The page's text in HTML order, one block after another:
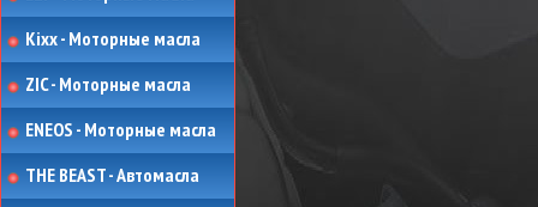
Kixx - Моторные масла
ZIC - Моторные масла
ENEOS - Моторные масла
THE BEAST - Автомасла